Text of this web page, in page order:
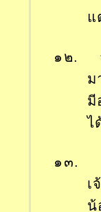
แ
๑๒. ถ
ม
มี
ไ
๑๓. ก
เ
น้